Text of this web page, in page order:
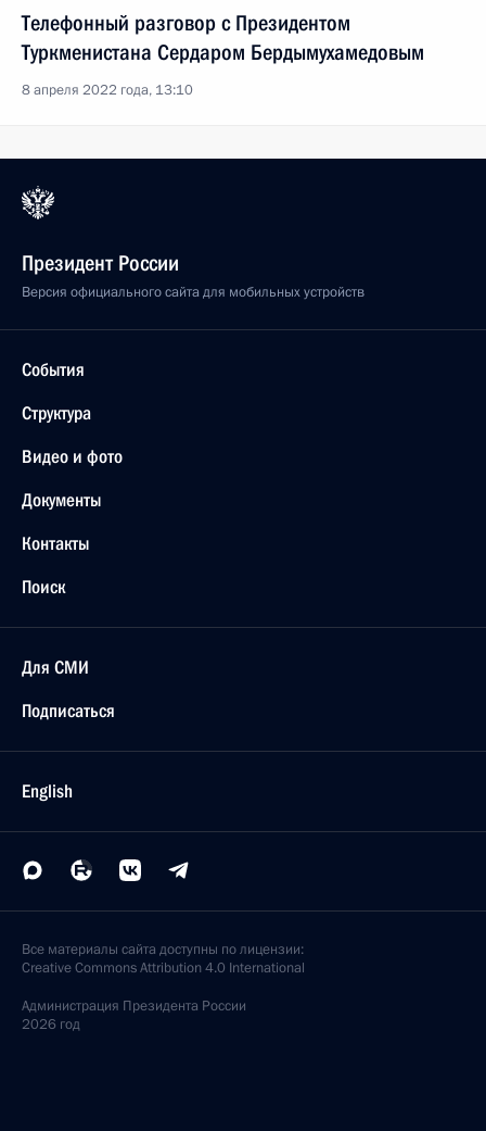
Телефонный разговор с Президентом
Туркменистана Сердаром Бердымухамедовым
8 апреля 2022 года, 13:10
Президент России
Версия официального сайта для мобильных устройств
События
Структура
Видео и фото
Документы
Контакты
Поиск
Для СМИ
Подписаться
English
Все материалы сайта доступны по лицензии:
Creative Commons Attribution 4.0 International
Администрация Президента России
2026 год